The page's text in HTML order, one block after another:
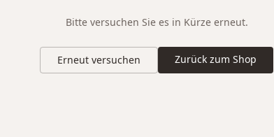
Bitte versuchen Sie es in Kürze erneut.
Erneut versuchen Zurück zum Shop